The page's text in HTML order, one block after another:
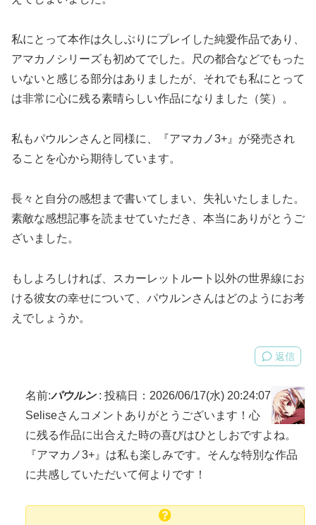
私にとって本作は久しぶりにプレイした純愛作品であり、
アマカノシリーズも初めてでした。尺の都合などでもった
いないと感じる部分はありましたが、それでも私にとって
は非常に心に残る素晴らしい作品になりました（笑）。
私もパウルンさんと同様に、『アマカノ3+』が発売され
ることを心から期待しています。
長々と自分の感想まで書いてしまい、失礼いたしました。
素敵な感想記事を読ませていただき、本当にありがとうご
ざいました。
もしよろしければ、スカーレットルート以外の世界線にお
ける彼女の幸せについて、パウルンさんはどのようにお考
えでしょうか。
返信
名前:パウルン: 投稿日：2026/06/17(水) 20:24:07
Seliseさんコメントありがとうございます！心
に残る作品に出合えた時の喜びはひとしおですよね。
『アマカノ3+』は私も楽しみです。そんな特別な作品
に共感していただいて何よりです！